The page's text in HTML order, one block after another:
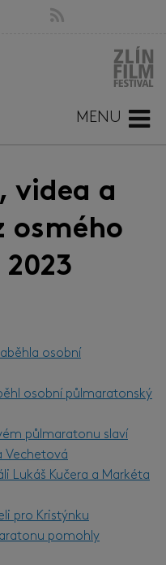
MENU
videa a
osmého
osobní
osobní půlmaratonský
půlmaratonu slaví
Vechetová
Lukáš Kučera a Markéta
pro Kristýnku
pomohly